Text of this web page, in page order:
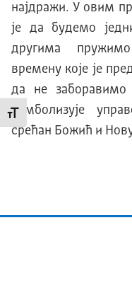
Промени величину слова
најдражи. У овим
је да будемо
другима
времену које је
да не заборавимо
симболизује
срећан Божић и